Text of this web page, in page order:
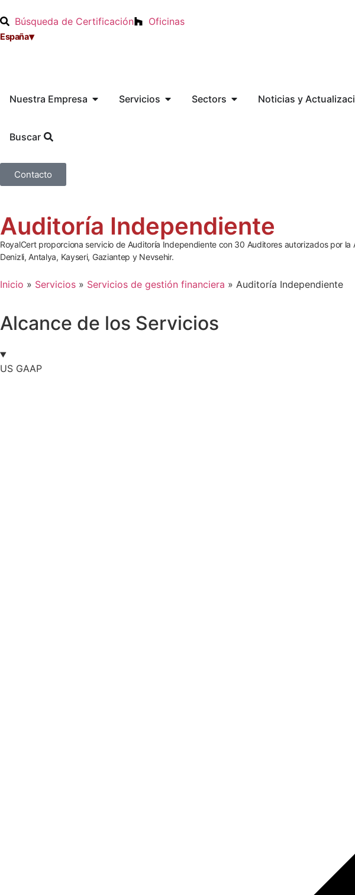
Búsqueda de Certificación Oficinas
España▾
Nuestra Empresa Servicios Sectors Noticias y
Buscar
Contacto
Auditoría Independiente
RoyalCert proporciona servicio de Auditoría Independiente con 30 Auditores autorizados por
Denizli, Antalya, Kayseri, Gaziantep y Nevsehir.
Inicio » Servicios » Servicios de gestión financiera » Auditoría Independiente
Alcance de los Servicios
US GAAP